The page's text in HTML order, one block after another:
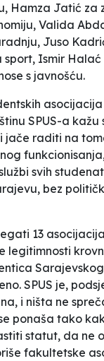
Hamza Jatić za
Valida
Juso
sport, Ismir Halać
s javnošću.
SPUS-a kažu
jače raditi na
svih
bez
13
legitimnosti
SPUS je,
i ništa ne
ponaša tako
statut, da ne
fakultetske